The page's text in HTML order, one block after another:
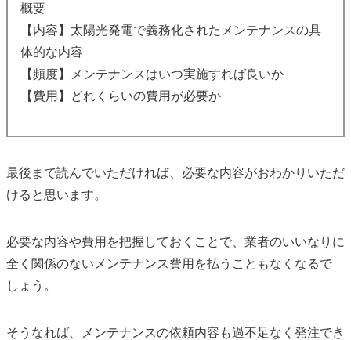
概要
【内容】太陽光発電で義務化されたメンテナンスの具
体的な内容
【頻度】メンテナンスはいつ実施すれば良いか
【費用】どれくらいの費用が必要か
最後まで読んでいただければ、必要な内容がおわかりいただ
けると思います。
必要な内容や費用を把握しておくことで、業者のいいなりに
全く関係のないメンテナンス費用を払うこともなくなるで
しょう。
そうなれば、メンテナンスの依頼内容も過不足なく発注でき